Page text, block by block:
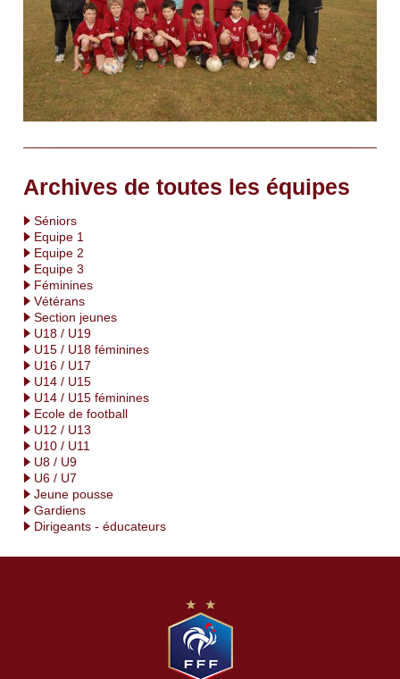
Archives de toutes les équipes
Séniors
Equipe 1
Equipe 2
Equipe 3
Féminines
Vétérans
Section jeunes
U18 / U19
U15 / U18 féminines
U16 / U17
U14 / U15
U14 / U15 féminines
Ecole de football
U12 / U13
U10 / U11
U8 / U9
U6 / U7
Jeune pousse
Gardiens
Dirigeants - éducateurs